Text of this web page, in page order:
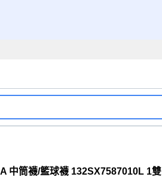
中筒襪/籃球襪 132SX7587010L 1雙